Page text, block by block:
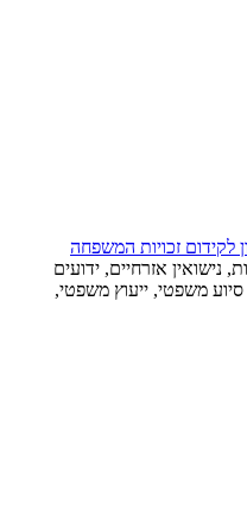
נישואין אזרחיים, ידועים
משפטי, ייעוץ משפטי,